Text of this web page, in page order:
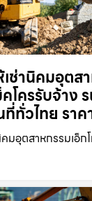
ช่านิคมอุตส
โครรับจ้าง
ทั่วไทย ราค
มอุตสาหกรรมเอ็ก